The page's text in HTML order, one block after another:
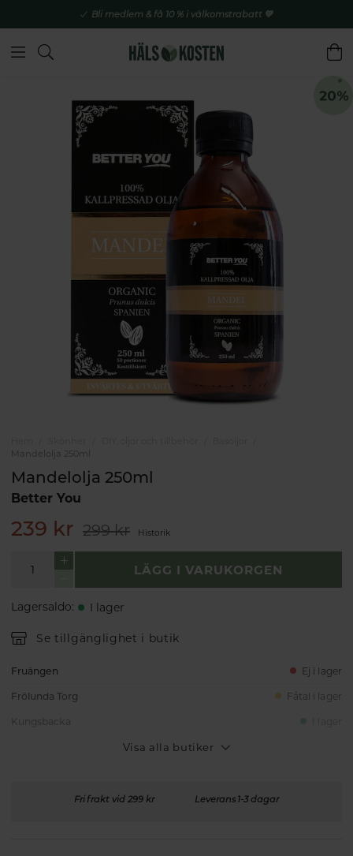
Bli medlem & få 10 % i välkomstrabatt 💚
Mandelolja 250ml
Mandelolja 250ml
Better You
239 kr 299 kr Historik
LÄGG I VARUKORGEN
Lagersaldo: I lager
Se tillgänglighet i butik
Fruängen Ej i lager
Frölunda Torg Fåtal i lager
Visa alla butiker
Fri frakt vid 299 kr Leverans 1-3 dagar